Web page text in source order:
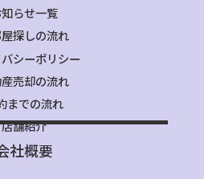
らせ一覧
探しの流れ
シーポリシー
売却の流れ
までの流れ
店舗紹介
社概要